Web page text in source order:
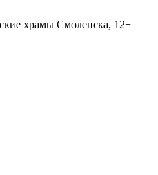
храмы Смоленска, 12+